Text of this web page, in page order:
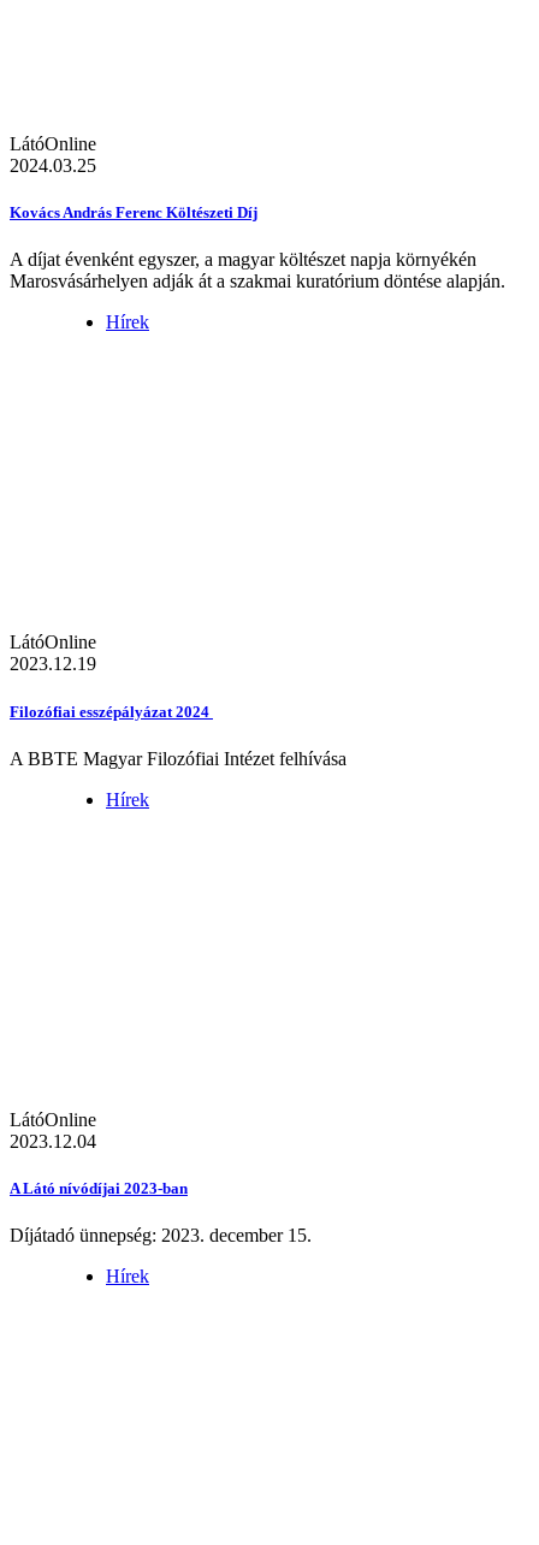
LátóOnline
2024.03.25
Kovács András Ferenc Költészeti Díj
A díjat évenként egyszer, a magyar költészet napja környékén
Marosvásárhelyen adják át a szakmai kuratórium döntése alapján.
Hírek
LátóOnline
2023.12.19
Filozófiai esszépályázat 2024
A BBTE Magyar Filozófiai Intézet felhívása
Hírek
LátóOnline
2023.12.04
A Látó nívódíjai 2023-ban
Díjátadó ünnepség: 2023. december 15.
Hírek